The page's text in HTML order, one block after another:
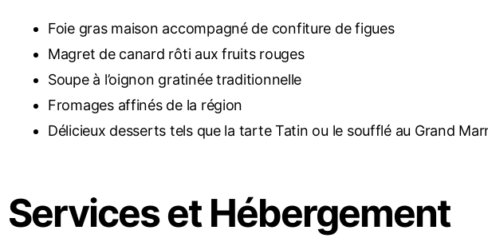
Foie gras maison accompagné de confiture de figues
Magret de canard rôti aux fruits rouges
Soupe à l’oignon gratinée traditionnelle
Fromages affinés de la région
Délicieux desserts tels que la tarte Tatin ou le soufflé au Grand
Services et Hébergement